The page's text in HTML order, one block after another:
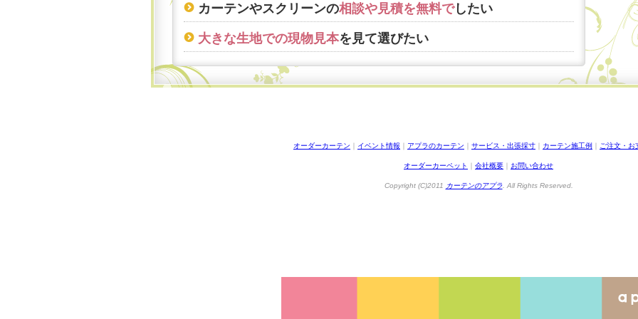
カーテンやスクリーンの相談や見積を無料でしたい
大きな生地での現物見本を見て選びたい
オーダーカーテン イベント情報 アプラのカーテン サービス・出張採寸 カーテン施工例 ご注文・お
オーダーカーペット 会社概要 お問い合わせ
Copyright (C)2011 カーテンのアプラ. All Rights Reserved.